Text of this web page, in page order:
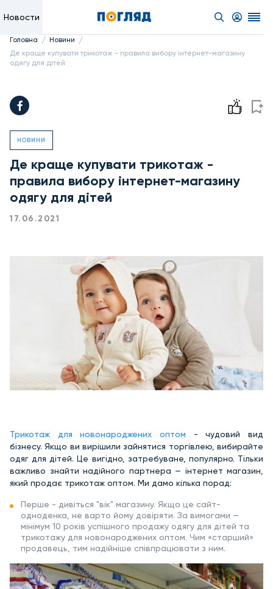
Новости
Головна / Новини /
Де краще купувати трикотаж - правила вибору інтернет-магазину
одягу для дітей
НОВИНИ
Де краще купувати трикотаж -
правила вибору інтернет-магазину
одягу для дітей
17.06.2021
Трикотаж для новонароджених оптом - чудовий вид
бізнесу. Якщо ви вирішили зайнятися торгівлею, вибирайте
одяг для дітей. Це вигідно, затребуване, популярно. Тільки
важливо знайти надійного партнера — інтернет магазин,
який продає трикотаж оптом. Ми дамо кілька порад:
Перше - дивіться "вік" магазину. Якщо це сайт-
одноденка, не варто йому довіряти. За вимогами —
мінімум 10 років успішного продажу одягу для дітей та
трикотажу для новонароджених оптом. Чим «старший»
продавець, тим надійніше співпрацювати з ним.